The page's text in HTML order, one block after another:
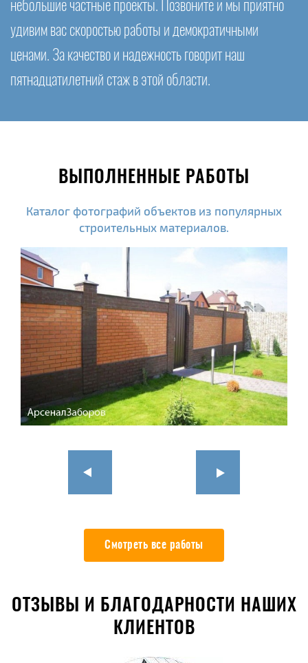
небольшие частные проекты. Позвоните и мы приятно
удивим вас скоростью работы и демократичными
ценами. За качество и надежность говорит наш
пятнадцатилетний стаж в этой области.
ВЫПОЛНЕННЫЕ РАБОТЫ
Каталог фотографий объектов из популярных
строительных материалов.
Смотреть все работы
ОТЗЫВЫ И БЛАГОДАРНОСТИ НАШИХ
КЛИЕНТОВ